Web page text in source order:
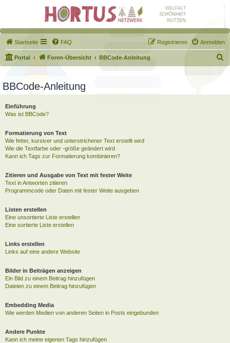
Startseite FAQ Anmelden
Registrieren
Portal Foren-Übersicht BBCode-Anleitung
u
h
BBCode-Anleitung
Einführung
Was ist BBCode?
Formatierung von Text
Wie fetter, kursiver und unterstrichener Text erstellt wird
Wie die Textfarbe oder -größe geändert wird
Kann ich Tags zur Formatierung kombinieren?
Zitieren und Ausgabe von Text mit fester Weite
Text in Antworten zitieren
Programmcode oder Daten mit fester Weite ausgeben
Listen erstellen
Eine unsortierte Liste erstellen
Eine sortierte Liste erstellen
Links erstellen
Links auf eine andere Website
Bilder in Beiträgen anzeigen
Ein Bild zu einem Beitrag hinzufügen
Dateien zu einem Beitrag hinzufügen
Embedding Media
Wie werden Medien von anderen Seiten in Posts eingebunden
Andere Punkte
Kann ich meine eigenen Tags hinzufügen